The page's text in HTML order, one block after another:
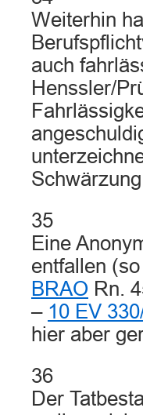
Weiterhin
auch
Henssler/
35
Eine
entfallen
BRAO Rn.
– 10 EV
hier aber
36
Der